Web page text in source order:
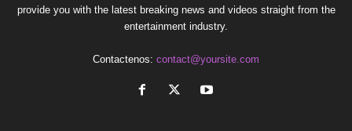
provide you with the latest breaking news and videos straight from the
entertainment industry.
Contactenos: contact@yoursite.com